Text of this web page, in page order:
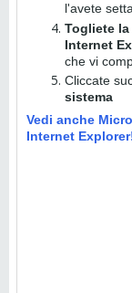
l'avete
Togliete
Internet
che vi
Cliccate
sistema
Vedi anche
Internet